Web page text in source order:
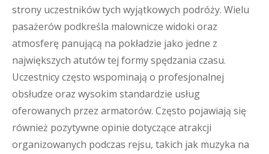
strony uczestników tych wyjątkowych podróży. Wielu
pasażerów podkreśla malownicze widoki oraz
atmosferę panującą na pokładzie jako jedne z
największych atutów tej formy spędzania czasu.
Uczestnicy często wspominają o profesjonalnej
obsłudze oraz wysokim standardzie usług
oferowanych przez armatorów. Często pojawiają się
również pozytywne opinie dotyczące atrakcji
organizowanych podczas rejsu, takich jak muzyka na